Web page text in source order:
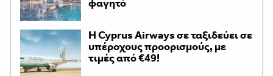
φαγητό
H Cyprus Airways σε ταξιδεύει σε
υπέροχους προορισμούς, με
τιμές από €49!